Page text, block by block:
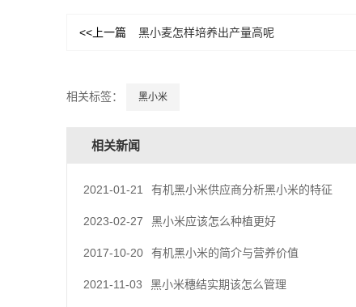
<<上一篇 黑小麦怎样培养出产量高呢
相关标签： 黑小米
相关新闻
2021-01-21 有机黑小米供应商分析黑小米的特征
2023-02-27 黑小米应该怎么种植更好
2017-10-20 有机黑小米的简介与营养价值
2021-11-03 黑小米穗结实期该怎么管理